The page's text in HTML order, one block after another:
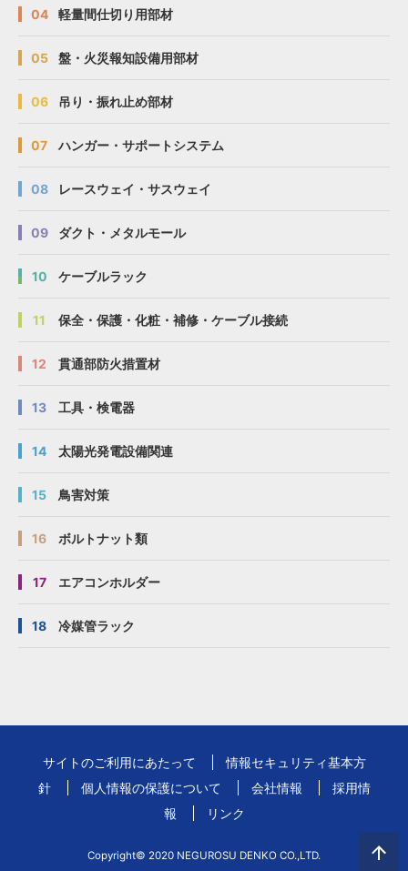
04 軽量間仕切り用部材
05 盤・火災報知設備用部材
06 吊り・振れ止め部材
07 ハンガー・サポートシステム
08 レースウェイ・サスウェイ
09 ダクト・メタルモール
10 ケーブルラック
11 保全・保護・化粧・補修・ケーブル接続
12 貫通部防火措置材
13 工具・検電器
14 太陽光発電設備関連
15 鳥害対策
16 ボルトナット類
17 エアコンホルダー
18 冷媒管ラック
サイトのご利用にあたって
情報セキュリティ基本方
針
個人情報の保護について 会社情報
採用情
報
リンク
Copyright© 2020 NEGUROSU DENKO CO.,LTD.